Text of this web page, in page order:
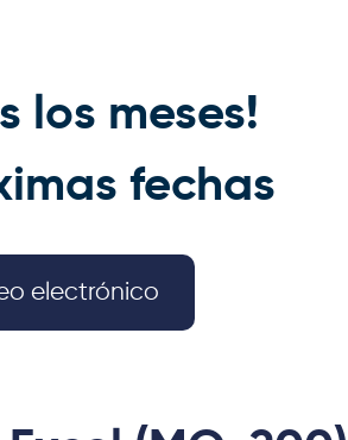
los meses!
fechas
electrónico